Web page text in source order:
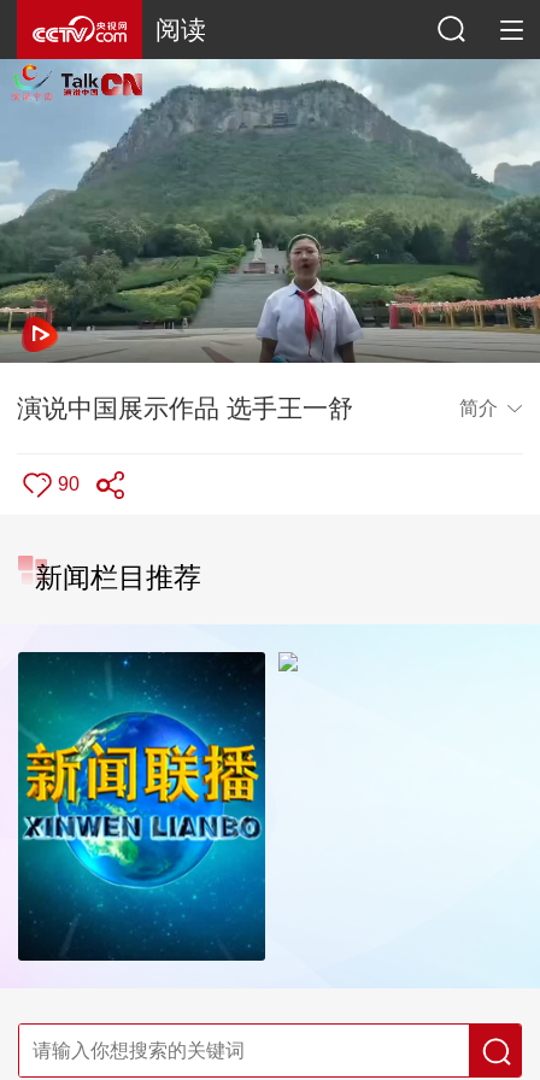
阅读
演说中国展示作品 选手王一舒 简介
90
新闻栏目推荐